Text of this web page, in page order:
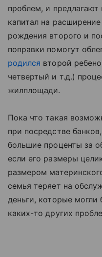
проблем, и предлагают
капитал на
рождения второго и
поправки помогут
родился второй
четвертый и т.д.)
жилплощади.
Пока что такая
при посредстве
большие проценты за
если его размеры
размером
семья теряет на
деньги, которые
каких-то других